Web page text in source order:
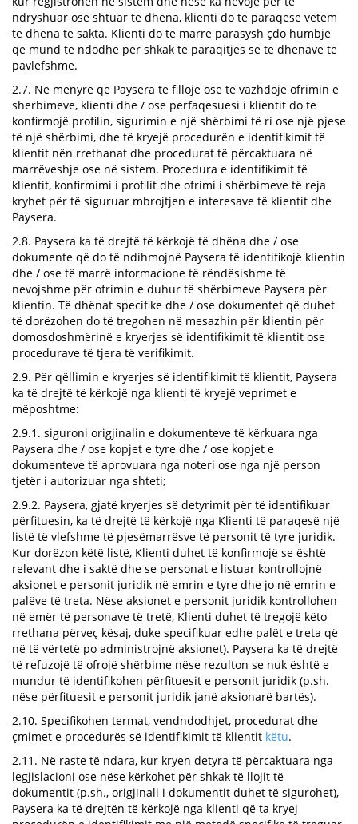
ndryshuar ose shtuar të dhëna, klienti do të paraqesë vetëm
të dhëna të sakta. Klienti do të marrë parasysh çdo humbje
që mund të ndodhë për shkak të paraqitjes së të dhënave të
pavlefshme.
2.7. Në mënyrë që Paysera të fillojë ose të vazhdojë ofrimin e
shërbimeve, klienti dhe / ose përfaqësuesi i klientit do të
konfirmojë profilin, sigurimin e një shërbimi të ri ose një pjese
të një shërbimi, dhe të kryejë procedurën e identifikimit të
klientit nën rrethanat dhe procedurat të përcaktuara në
marrëveshje ose në sistem. Procedura e identifikimit të
klientit, konfirmimi i profilit dhe ofrimi i shërbimeve të reja
kryhet për të siguruar mbrojtjen e interesave të klientit dhe
Paysera.
2.8. Paysera ka të drejtë të kërkojë të dhëna dhe / ose
dokumente që do të ndihmojnë Paysera të identifikojë klientin
dhe / ose të marrë informacione të rëndësishme të
nevojshme për ofrimin e duhur të shërbimeve Paysera për
klientin. Të dhënat specifike dhe / ose dokumentet që duhet
të dorëzohen do të tregohen në mesazhin për klientin për
domosdoshmërinë e kryerjes së identifikimit të klientit ose
procedurave të tjera të verifikimit.
2.9. Për qëllimin e kryerjes së identifikimit të klientit, Paysera
ka të drejtë të kërkojë nga klienti të kryejë veprimet e
mëposhtme:
2.9.1. siguroni origjinalin e dokumenteve të kërkuara nga
Paysera dhe / ose kopjet e tyre dhe / ose kopjet e
dokumenteve të aprovuara nga noteri ose nga një person
tjetër i autorizuar nga shteti;
2.9.2. Paysera, gjatë kryerjes së detyrimit për të identifikuar
përfituesin, ka të drejtë të kërkojë nga Klienti të paraqesë një
listë të vlefshme të pjesëmarrësve të personit të tyre juridik.
Kur dorëzon këtë listë, Klienti duhet të konfirmojë se është
relevant dhe i saktë dhe se personat e listuar kontrollojnë
aksionet e personit juridik në emrin e tyre dhe jo në emrin e
palëve të treta. Nëse aksionet e personit juridik kontrollohen
në emër të personave të tretë, Klienti duhet të tregojë këto
rrethana përveç kësaj, duke specifikuar edhe palët e treta që
në të vërtetë po administrojnë aksionet). Paysera ka të drejtë
të refuzojë të ofrojë shërbime nëse rezulton se nuk është e
mundur të identifikohen përfituesit e personit juridik (p.sh.
nëse përfituesit e personit juridik janë aksionarë bartës).
2.10. Specifikohen termat, vendndodhjet, procedurat dhe
çmimet e procedurës së identifikimit të klientit këtu.
2.11. Në raste të ndara, kur kryen detyra të përcaktuara nga
legjislacioni ose nëse kërkohet për shkak të llojit të
dokumentit (p.sh., origjinali i dokumentit duhet të sigurohet),
Paysera ka të drejtën të kërkojë nga klienti që ta kryej